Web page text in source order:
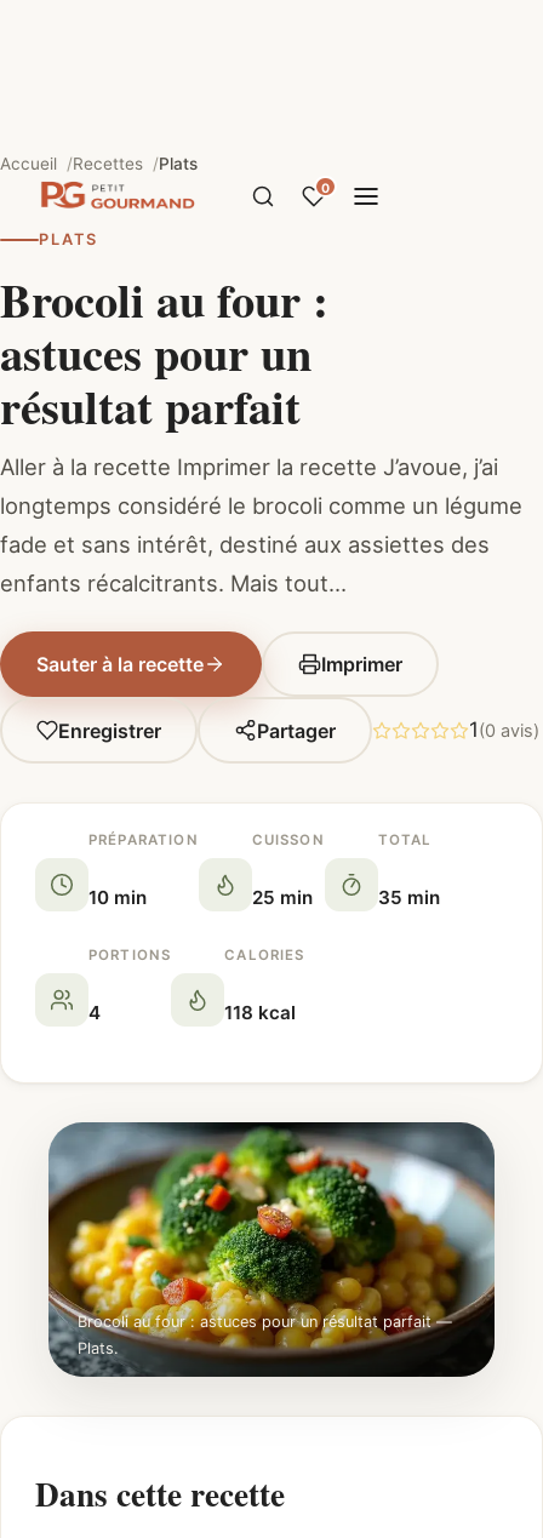
0
Accueil Recettes Plats
PLATS
Brocoli au four :
astuces pour un
résultat parfait
Aller à la recette Imprimer la recette J’avoue, j’ai
longtemps considéré le brocoli comme un légume
fade et sans intérêt, destiné aux assiettes des
enfants récalcitrants. Mais tout…
Sauter à la recette Imprimer
Enregistrer Partager 1(0 avis)
PRÉPARATION
10 min
CUISSON
25 min
TOTAL
35 min
PORTIONS
4
CALORIES
118 kcal
Brocoli au four : astuces pour un résultat parfait —
Plats.
Dans cette recette